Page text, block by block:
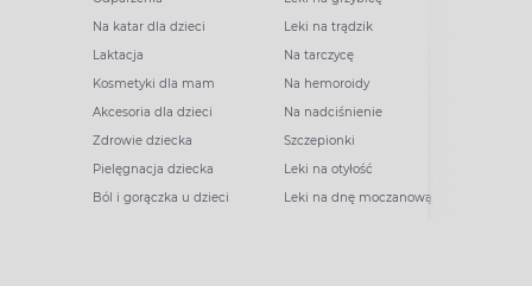
Na katar dla dzieci
Laktacja
Kosmetyki dla mam
Akcesoria dla dzieci
Zdrowie dziecka
Pielęgnacja dziecka
Ból i gorączka u dzieci
Leki na trądzik
Na tarczycę
Na hemoroidy
Na nadciśnienie
Szczepionki
Leki na otyłość
Leki na dnę moczanową